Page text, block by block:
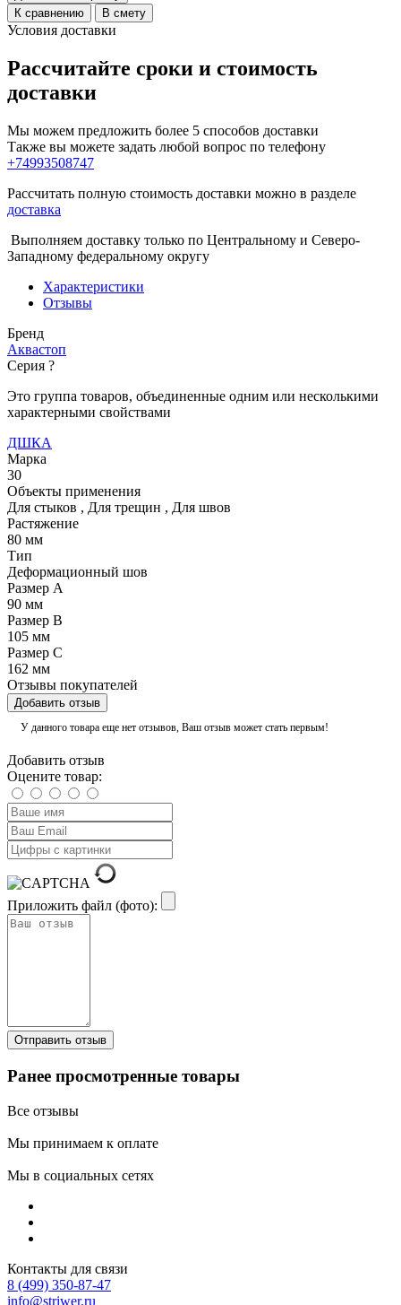
К сравнению
В смету
Условия доставки
Рассчитайте сроки и стоимость
доставки
Мы можем предложить более 5 способов доставки
Также вы можете задать любой вопрос по телефону
+74993508747
Рассчитать полную стоимость доставки можно в разделе
доставка
Выполняем доставку только по Центральному и Северо-
Западному федеральному округу
Характеристики
Отзывы
Бренд
Аквастоп
Серия ?
Это группа товаров, объединенные одним или несколькими
характерными свойствами
ДШКА
Марка
30
Объекты применения
Для стыков , Для трещин , Для швов
Растяжение
80 мм
Тип
Деформационный шов
Размер А
90 мм
Размер В
105 мм
Размер С
162 мм
Отзывы покупателей
Добавить отзыв
У данного товара еще нет отзывов, Ваш отзыв может стать первым!
Добавить отзыв
Оцените товар:
Приложить файл (фото):
Ранее просмотренные товары
Все отзывы
Мы принимаем к оплате
Мы в социальных сетях
Контакты для связи
8 (499) 350-87-47
info@striwer.ru